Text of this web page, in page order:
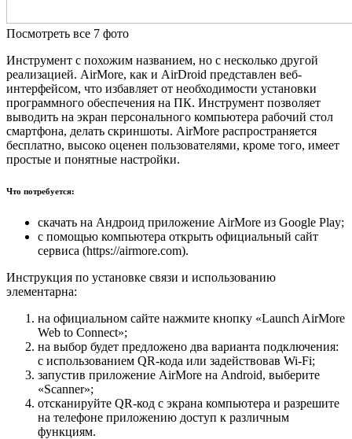
Посмотреть все 7 фото
Инструмент с похожим названием, но с несколько другой
реализацией. AirMore, как и AirDroid представлен веб-
интерфейсом, что избавляет от необходимости установки
программного обеспечения на ПК. Инструмент позволяет
выводить на экран персонального компьютера рабочий стол
смартфона, делать скриншоты. AirMore распространяется
бесплатно, высоко оценен пользователями, кроме того, имеет
простые и понятные настройки.
Что потребуется:
скачать на Андроид приложение AirMore из Google Play;
с помощью компьютера открыть официальный сайт
сервиса (https://airmore.com).
Инструкция по установке связи и использованию
элементарна:
на официальном сайте нажмите кнопку «Launch AirMore
Web to Connect»;
на выбор будет предложено два варианта подключения:
с использованием QR-кода или задействовав Wi-Fi;
запустив приложение AirMore на Android, выберите
«Scanner»;
отсканируйте QR-код с экрана компьютера и разрешите
на телефоне приложению доступ к различным
функциям.